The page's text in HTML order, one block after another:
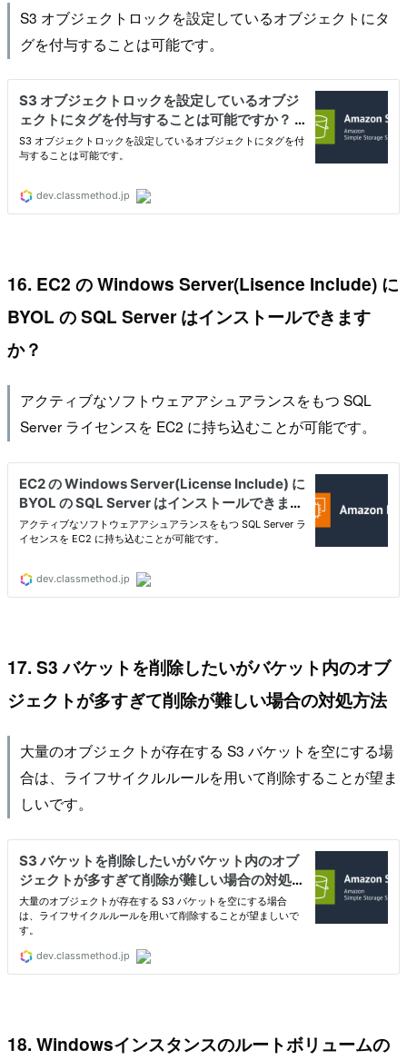
S3 オブジェクトロックを設定しているオブジェクトにタ
グを付与することは可能です。
16. EC2 の Windows Server(Lisence Include) に
BYOL の SQL Server はインストールできます
か？
アクティブなソフトウェアアシュアランスをもつ SQL
Server ライセンスを EC2 に持ち込むことが可能です。
17. S3 バケットを削除したいがバケット内のオブ
ジェクトが多すぎて削除が難しい場合の対処方法
大量のオブジェクトが存在する S3 バケットを空にする場
合は、ライフサイクルルールを用いて削除することが望ま
しいです。
18. Windowsインスタンスのルートボリュームの